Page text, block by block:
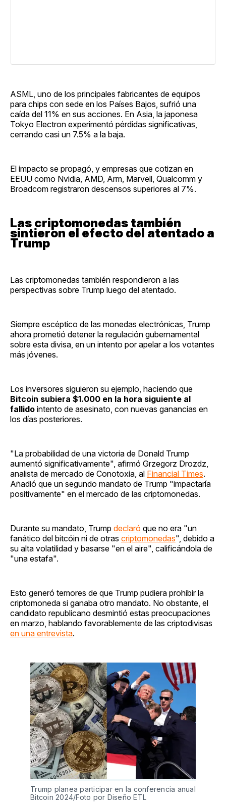
ASML, uno de los principales fabricantes de equipos
para chips con sede en los Países Bajos, sufrió una
caída del 11% en sus acciones. En Asia, la japonesa
Tokyo Electron experimentó pérdidas significativas,
cerrando casi un 7.5% a la baja.
El impacto se propagó, y empresas que cotizan en
EEUU como Nvidia, AMD, Arm, Marvell, Qualcomm y
Broadcom registraron descensos superiores al 7%.
Las criptomonedas también
sintieron el efecto del atentado a
Trump
Las criptomonedas también respondieron a las
perspectivas sobre Trump luego del atentado.
Siempre escéptico de las monedas electrónicas, Trump
ahora prometió detener la regulación gubernamental
sobre esta divisa, en un intento por apelar a los votantes
más jóvenes.
Los inversores siguieron su ejemplo, haciendo que
Bitcoin subiera $1.000 en la hora siguiente al
fallido intento de asesinato, con nuevas ganancias en
los días posteriores.
"La probabilidad de una victoria de Donald Trump
aumentó significativamente", afirmó Grzegorz Drozdz,
analista de mercado de Conotoxia, al Financial Times.
Añadió que un segundo mandato de Trump "impactaría
positivamente" en el mercado de las criptomonedas.
Durante su mandato, Trump declaró que no era "un
fanático del bitcóin ni de otras criptomonedas", debido a
su alta volatilidad y basarse "en el aire", calificándola de
"una estafa".
Esto generó temores de que Trump pudiera prohibir la
criptomoneda si ganaba otro mandato. No obstante, el
candidato republicano desmintió estas preocupaciones
en marzo, hablando favorablemente de las criptodivisas
en una entrevista.
Trump planea participar en la conferencia anual
Bitcoin 2024/Foto por Diseño ETL